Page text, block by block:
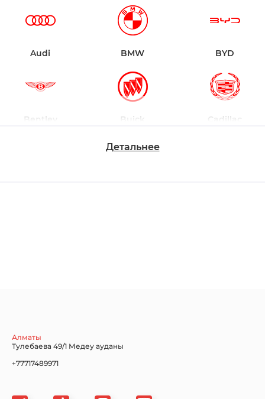
Audi BMW BYD
Bentley Buick Cadillac
Детальнее
Алматы
Тулебаева 49/1 Медеу ауданы
+77717489971